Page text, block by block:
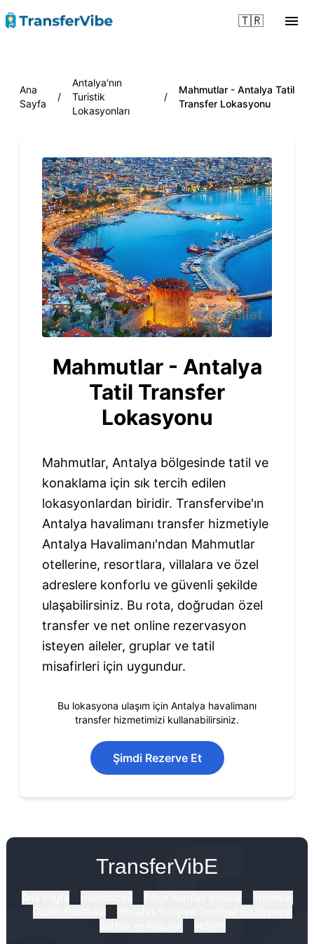
🇹🇷
Ana
Sayfa
/
Antalya'nın
Turistik
Lokasyonları
/
Mahmutlar - Antalya Tatil
Transfer Lokasyonu
Mahmutlar - Antalya
Tatil Transfer
Lokasyonu
Mahmutlar, Antalya bölgesinde tatil ve
konaklama için sık tercih edilen
lokasyonlardan biridir. Transfervibe'ın
Antalya havalimanı transfer hizmetiyle
Antalya Havalimanı'ndan Mahmutlar
otellerine, resortlara, villalara ve özel
adreslere konforlu ve güvenli şekilde
ulaşabilirsiniz. Bu rota, doğrudan özel
transfer ve net online rezervasyon
isteyen aileler, gruplar ve tatil
misafirleri için uygundur.
Bu lokasyona ulaşım için Antalya havalimanı
transfer hizmetimizi kullanabilirsiniz.
Şimdi Rezerve Et
TransferVibE